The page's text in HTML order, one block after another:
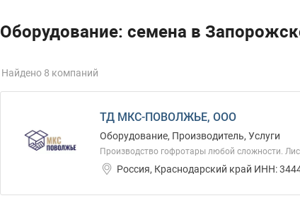
Оборудование: семена в
Найдено 8 компаний
ТД МКС-ПОВОЛЖЬЕ, ООО
Оборудование, Производитель, Услуги
Производство гофротары любой сложности.
Россия, Краснодарский край ИНН: